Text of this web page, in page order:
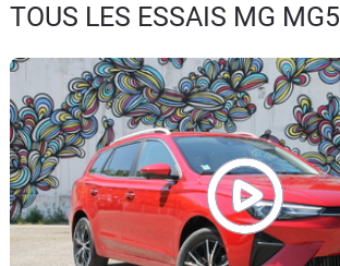
Essais
d'achat
Electriques
Utilitaires
TOUS LES ESSAIS MG MG5